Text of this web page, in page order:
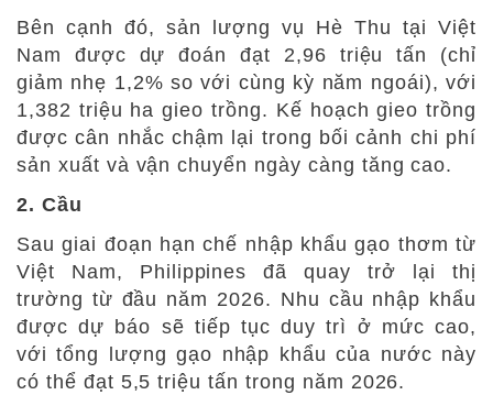
Bên cạnh đó, sản lượng vụ Hè Thu tại Việt
Nam được dự đoán đạt 2,96 triệu tấn (chỉ
giảm nhẹ 1,2% so với cùng kỳ năm ngoái), với
1,382 triệu ha gieo trồng. Kế hoạch gieo trồng
được cân nhắc chậm lại trong bối cảnh chi phí
sản xuất và vận chuyển ngày càng tăng cao.
2. Cầu
Sau giai đoạn hạn chế nhập khẩu gạo thơm từ
Việt Nam, Philippines đã quay trở lại thị
trường từ đầu năm 2026. Nhu cầu nhập khẩu
được dự báo sẽ tiếp tục duy trì ở mức cao,
với tổng lượng gạo nhập khẩu của nước này
có thể đạt 5,5 triệu tấn trong năm 2026.